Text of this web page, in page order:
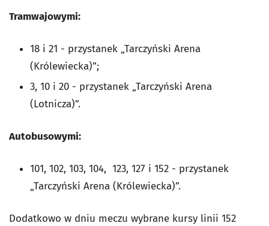
Tramwajowymi:
18 i 21 - przystanek „Tarczyński Arena
(Królewiecka)”;
3, 10 i 20 - przystanek „Tarczyński Arena
(Lotnicza)”.
Autobusowymi:
101, 102, 103, 104, 123, 127 i 152 - przystanek
„Tarczyński Arena (Królewiecka)”.
Dodatkowo w dniu meczu wybrane kursy linii 152